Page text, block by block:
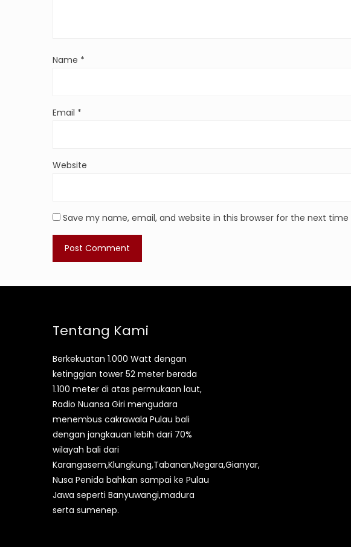
Name *
Email *
Website
Save my name, email, and website in this browser for the next
Tentang Kami
Berkekuatan 1.000 Watt dengan
ketinggian tower 52 meter berada
1.100 meter di atas permukaan laut,
Radio Nuansa Giri mengudara
menembus cakrawala Pulau bali
dengan jangkauan lebih dari 70%
wilayah bali dari
Karangasem,Klungkung,Tabanan,Negara,Gianyar,
Nusa Penida bahkan sampai ke Pulau
Jawa seperti Banyuwangi,madura
serta sumenep.